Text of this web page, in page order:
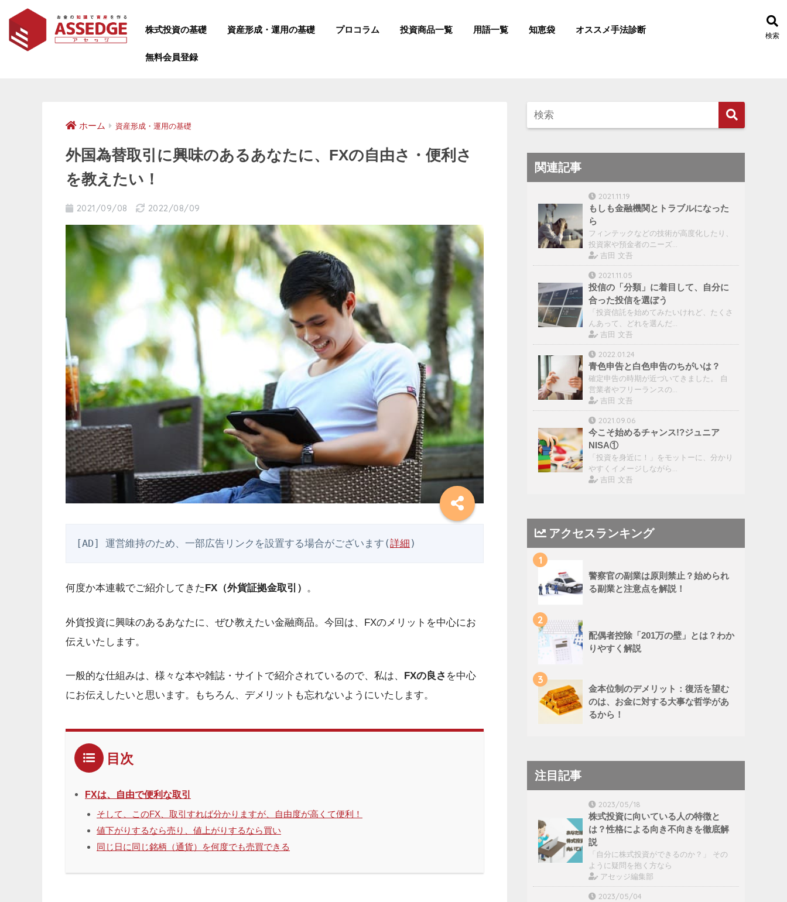
株式投資の基礎 資産形成・運用の基礎 プロコラム 投資商品一覧 用語一覧 知恵袋 オススメ手法診断
無料会員登録
検索
ホーム 資産形成・運用の基礎
外国為替取引に興味のあるあなたに、FXの自由さ・便利さ
を教えたい！
2021/09/08 2022/08/09
[AD] 運営維持のため、一部広告リンクを設置する場合がございます(詳細 )
何度か本連載でご紹介してきたFX（外貨証拠金取引） 。
外貨投資に興味のあるあなたに、ぜひ教えたい金融商品。今回は、FXのメリットを中心にお
伝えいたします。
一般的な仕組みは、様々な本や雑誌・サイトで紹介されているので、私は、 FXの良さ を中心
にお伝えしたいと思います。もちろん、デメリットも忘れないようにいたします。
目次
FXは、自由で便利な取引
そして、このFX、取引すれば分かりますが、自由度が高くて便利！
値下がりするなら売り、値上がりするなら買い
同じ日に同じ銘柄（通貨）を何度でも売買できる
関連記事
2021.11.19
もしも金融機関とトラブルになった
ら
フィンテックなどの技術が高度化したり、
投資家や預金者のニーズ…
吉田 文吾
2021.11.05
投信の「分類」に着目して、自分に
合った投信を選ぼう
「投資信託を始めてみたいけれど、たくさ
んあって、どれを選んだ…
吉田 文吾
2022.01.24
青色申告と白色申告のちがいは？
確定申告の時期が近づいてきました。 自
営業者やフリーランスの…
吉田 文吾
2021.09.06
今こそ始めるチャンス!?ジュニア
NISA①
「投資を身近に！」をモットーに、分かり
やすくイメージしながら…
吉田 文吾
アクセスランキング
1
警察官の副業は原則禁止？始められ
る副業と注意点を解説！
2
配偶者控除「201万の壁」とは？わか
りやすく解説
3
金本位制のデメリット：復活を望む
のは、お金に対する大事な哲学があ
るから！
注目記事
2023/05/18
株式投資に向いている人の特徴と
は？性格による向き不向きを徹底解
説
「自分に株式投資ができるのか？」 その
ように疑問を抱く方なら
アセッジ編集部
2023/05/04